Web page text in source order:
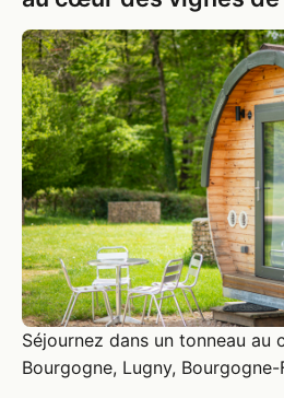
Séjournez dans un tonneau
Bourgogne, Lugny,